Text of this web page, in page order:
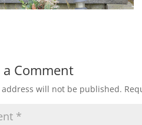
Comment
address will not be published.